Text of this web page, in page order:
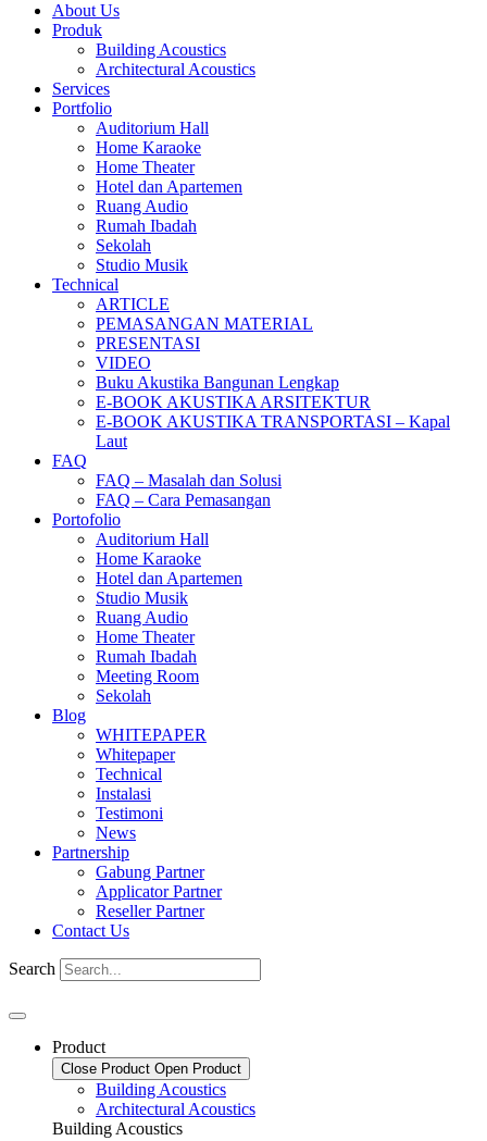
About Us
Produk
Building Acoustics
Architectural Acoustics
Services
Portfolio
Auditorium Hall
Home Karaoke
Home Theater
Hotel dan Apartemen
Ruang Audio
Rumah Ibadah
Sekolah
Studio Musik
Technical
ARTICLE
PEMASANGAN MATERIAL
PRESENTASI
VIDEO
Buku Akustika Bangunan Lengkap
E-BOOK AKUSTIKA ARSITEKTUR
E-BOOK AKUSTIKA TRANSPORTASI – Kapal
Laut
FAQ
FAQ – Masalah dan Solusi
FAQ – Cara Pemasangan
Portofolio
Auditorium Hall
Home Karaoke
Hotel dan Apartemen
Studio Musik
Ruang Audio
Home Theater
Rumah Ibadah
Meeting Room
Sekolah
Blog
WHITEPAPER
Whitepaper
Technical
Instalasi
Testimoni
News
Partnership
Gabung Partner
Applicator Partner
Reseller Partner
Contact Us
Search
Product
Close Product Open Product
Building Acoustics
Architectural Acoustics
Building Acoustics